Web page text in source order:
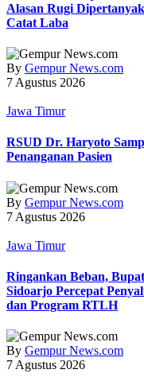
Alasan Rugi
Catat Laba
By Gempur News.com
7 Agustus 2026
Jawa Timur
RSUD Dr. Haryoto
Penanganan Pasien
By Gempur News.com
7 Agustus 2026
Jawa Timur
Ringankan Beban,
Sidoarjo Percepat
dan Program RTLH
By Gempur News.com
7 Agustus 2026